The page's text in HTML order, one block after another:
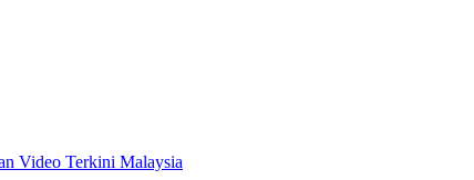
Video Terkini Malaysia